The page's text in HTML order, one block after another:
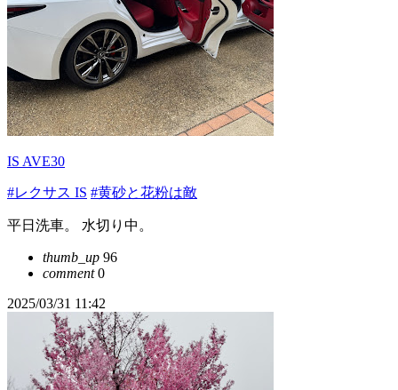
IS AVE30
#レクサス IS #黄砂と花粉は敵
平日洗車。 水切り中。
thumb_up 96
comment0
2025/03/31 11:42